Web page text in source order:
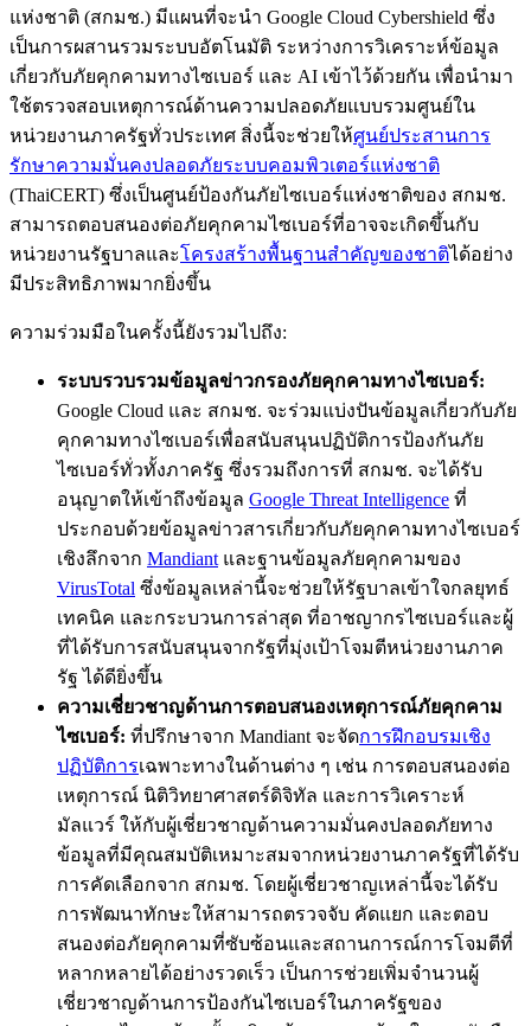
แห่งชาติ (สกมช.) มีแผนที่จะนำ Google Cloud Cybershield ซึ่ง
เป็นการผสานรวมระบบอัตโนมัติ ระหว่างการวิเคราะห์ข้อมูล
เกี่ยวกับภัยคุกคามทางไซเบอร์ และ AI เข้าไว้ด้วยกัน เพื่อนำมา
ใช้ตรวจสอบเหตุการณ์ด้านความปลอดภัยแบบรวมศูนย์ใน
หน่วยงานภาครัฐทั่วประเทศ สิ่งนี้จะช่วยให้ศูนย์ประสานการ
รักษาความมั่นคงปลอดภัยระบบคอมพิวเตอร์แห่งชาติ
(ThaiCERT) ซึ่งเป็นศูนย์ป้องกันภัยไซเบอร์แห่งชาติของ สกมช.
สามารถตอบสนองต่อภัยคุกคามไซเบอร์ที่อาจจะเกิดขึ้นกับ
หน่วยงานรัฐบาลและโครงสร้างพื้นฐานสำคัญของชาติได้อย่าง
มีประสิทธิภาพมากยิ่งขึ้น
ความร่วมมือในครั้งนี้ยังรวมไปถึง:
ระบบรวบรวมข้อมูลข่าวกรองภัยคุกคามทางไซเบอร์:
Google Cloud และ สกมช. จะร่วมแบ่งปันข้อมูลเกี่ยวกับภัย
คุกคามทางไซเบอร์เพื่อสนับสนุนปฏิบัติการป้องกันภัย
ไซเบอร์ทั่วทั้งภาครัฐ ซึ่งรวมถึงการที่ สกมช. จะได้รับ
อนุญาตให้เข้าถึงข้อมูล Google Threat Intelligence ที่
ประกอบด้วยข้อมูลข่าวสารเกี่ยวกับภัยคุกคามทางไซเบอร์
เชิงลึกจาก Mandiant และฐานข้อมูลภัยคุกคามของ
VirusTotal ซึ่งข้อมูลเหล่านี้จะช่วยให้รัฐบาลเข้าใจกลยุทธ์
เทคนิค และกระบวนการล่าสุด ที่อาชญากรไซเบอร์และผู้
ที่ได้รับการสนับสนุนจากรัฐที่มุ่งเป้าโจมตีหน่วยงานภาค
รัฐ ได้ดียิ่งขึ้น
ความเชี่ยวชาญด้านการตอบสนองเหตุการณ์ภัยคุกคาม
ไซเบอร์: ที่ปรึกษาจาก Mandiant จะจัดการฝึกอบรมเชิง
ปฏิบัติการเฉพาะทางในด้านต่าง ๆ เช่น การตอบสนองต่อ
เหตุการณ์ นิติวิทยาศาสตร์ดิจิทัล และการวิเคราะห์
มัลแวร์ ให้กับผู้เชี่ยวชาญด้านความมั่นคงปลอดภัยทาง
ข้อมูลที่มีคุณสมบัติเหมาะสมจากหน่วยงานภาครัฐที่ได้รับ
การคัดเลือกจาก สกมช. โดยผู้เชี่ยวชาญเหล่านี้จะได้รับ
การพัฒนาทักษะให้สามารถตรวจจับ คัดแยก และตอบ
สนองต่อภัยคุกคามที่ซับซ้อนและสถานการณ์การโจมตีที่
หลากหลายได้อย่างรวดเร็ว เป็นการช่วยเพิ่มจำนวนผู้
เชี่ยวชาญด้านการป้องกันไซเบอร์ในภาครัฐของ